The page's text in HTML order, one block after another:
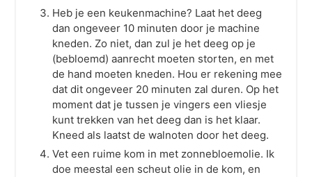
Heb je een keukenmachine? Laat het deeg
dan ongeveer 10 minuten door je machine
kneden. Zo niet, dan zul je het deeg op je
(bebloemd) aanrecht moeten storten, en met
de hand moeten kneden. Hou er rekening mee
dat dit ongeveer 20 minuten zal duren. Op het
moment dat je tussen je vingers een vliesje
kunt trekken van het deeg dan is het klaar.
Kneed als laatst de walnoten door het deeg.
Vet een ruime kom in met zonnebloemolie. Ik
doe meestal een scheut olie in de kom, en